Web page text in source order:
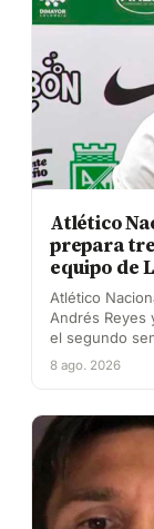
Atlético
prepara
equipo de
Atlético
Andrés Reyes
el segundo
8 ago. 2026